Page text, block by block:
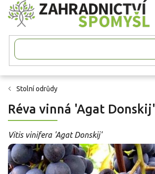
Přejít
na
obsah
Stolní odrůdy
Réva vinná 'Agat Donskij'
Vitis vinifera 'Agat Donskij'